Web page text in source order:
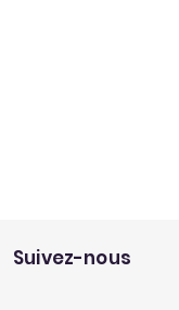
Suivez-nous